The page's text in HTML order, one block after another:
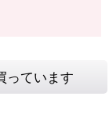
っています